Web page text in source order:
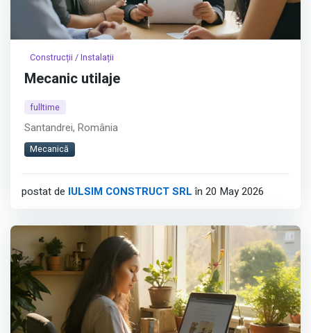
Construcții / Instalații
Mecanic utilaje
fulltime
Santandrei, România
Mecanică
postat de IULSIM CONSTRUCT SRL în 20 May 2026